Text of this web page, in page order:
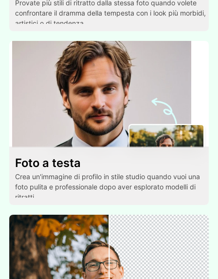
Provate più stili di ritratto dalla stessa foto quando volete
confrontare il dramma della tempesta con i look più morbidi,
artistici o di tendenza.
Foto a testa
Crea un'immagine di profilo in stile studio quando vuoi una
foto pulita e professionale dopo aver esplorato modelli di
ritratti.